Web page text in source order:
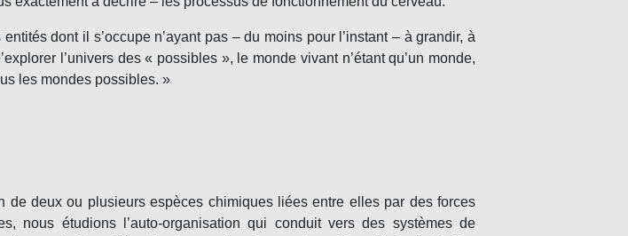
dont il s’occupe n’ayant pas – du moins pour l’instant – à grandir, à
explorer l’univers des « possibles », le monde vivant n’étant qu’un monde,
les mondes possibles. »
de deux ou plusieurs espèces chimiques liées entre elles par des forces
nous étudions l’auto-organisation qui conduit vers des systèmes de